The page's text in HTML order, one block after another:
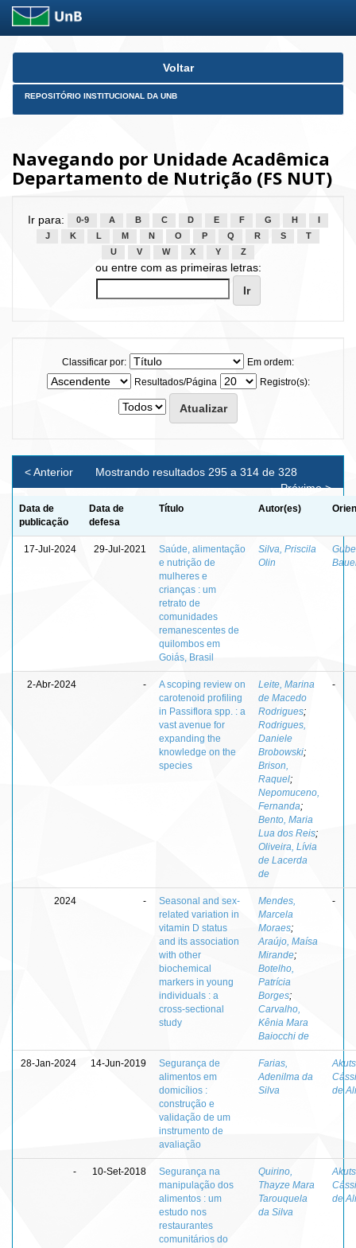
Skip
Voltar
REPOSITÓRIO INSTITUCIONAL DA UNB
Navegando por Unidade Acadêmica
Departamento de Nutrição (FS NUT)
Ir para: 0-9 A B C D E F G H
J
K L M N O P Q R S
T
U
V W X Y Z
ou entre com as primeiras letras:
Classificar por:
Em ordem:
Resultados/Página
Registro(s):
Mostrando resultados 295 a 314 de 328
< Anterior
Próximo >
Data de
publicação
Data de
defesa
Título Autor(es)
17-Jul-2024 29-Jul-2021
Saúde, alimentação
e nutrição de
mulheres e
crianças : um
retrato de
comunidades
remanescentes de
quilombos em
Goiás, Brasil
Silva, Priscila
Olin
2-Abr-2024 -
A scoping review on
carotenoid profiling
in Passiflora spp. : a
vast avenue for
expanding the
knowledge on the
species
Leite, Marina
de Macedo
Rodrigues;
Rodrigues,
Daniele
Brobowski;
Brison,
Raquel;
Nepomuceno,
Fernanda;
Bento, Maria
Lua dos Reis;
Oliveira, Lívia
de Lacerda
de
-
2024 -
Seasonal and sex-
related variation in
vitamin D status
and its association
with other
biochemical
markers in young
individuals : a
cross-sectional
study
Mendes,
Marcela
Moraes;
Araújo, Maísa
Mirande;
Botelho,
Patrícia
Borges;
Carvalho,
Kênia Mara
Baiocchi de
-
28-Jan-2024 14-Jun-2019
Segurança de
alimentos em
domicílios :
construção e
validação de um
instrumento de
avaliação
Farias,
Adenilma da
Silva
de
- 10-Set-2018
Segurança na
manipulação dos
alimentos : um
estudo nos
restaurantes
comunitários do
Quirino,
Thayze Mara
Tarouquela
da Silva
de